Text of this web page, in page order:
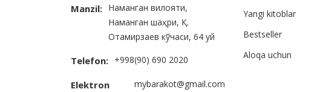
Manzil: Наманган вилояти,
Наманган шаҳри, Қ.
Отамирзаев кўчаси, 64 уй
Telefon: +998(90) 690 2020
Elektron
mybarakot@gmail.com
Yangi kitoblar
Bestseller
Aloqa uchun